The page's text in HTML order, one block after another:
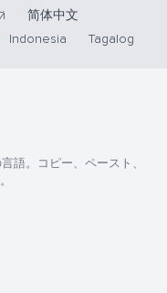
简体中文
Indonesia Tagalog
語。コピー、ペースト、